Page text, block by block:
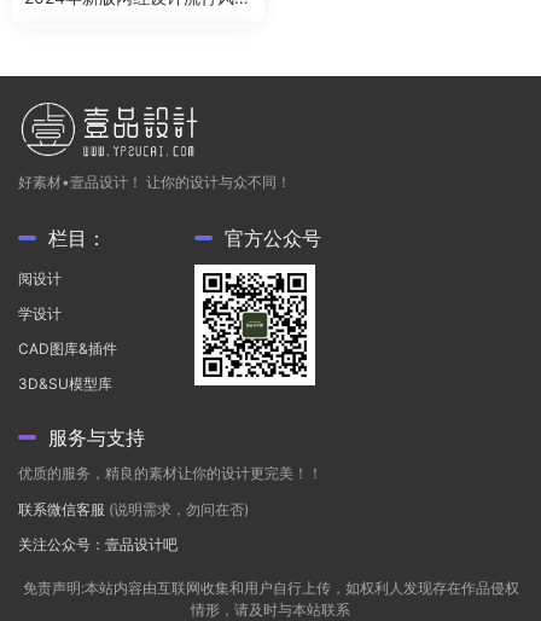
好素材•壹品设计！ 让你的设计与众不同！
栏目：
阅设计
学设计
CAD图库&插件
3D&SU模型库
官方公众号
服务与支持
优质的服务，精良的素材让你的设计更完美！！
联系微信客服 (说明需求，勿问在否)
关注公众号：壹品设计吧
免责声明:本站内容由互联网收集和用户自行上传，如权利人发现存在作品侵权
情形，请及时与本站联系